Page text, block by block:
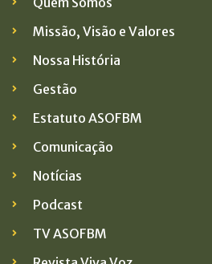
Missão, Visão e Valores
Nossa História
Gestão
Estatuto ASOFBM
Comunicação
Notícias
Podcast
TV ASOFBM